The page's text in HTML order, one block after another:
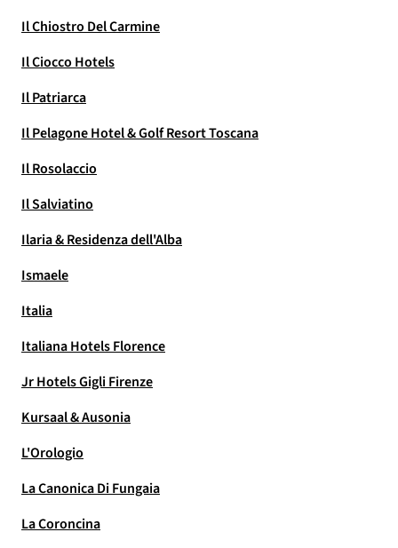
Il Chiostro Del Carmine
Il Ciocco Hotels
Il Patriarca
Il Pelagone Hotel & Golf Resort Toscana
Il Rosolaccio
Il Salviatino
Ilaria & Residenza dell'Alba
Ismaele
Italia
Italiana Hotels Florence
Jr Hotels Gigli Firenze
Kursaal & Ausonia
L'Orologio
La Canonica Di Fungaia
La Coroncina